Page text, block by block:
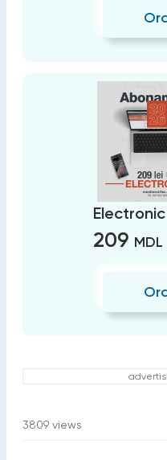
209 MDL
3809 views